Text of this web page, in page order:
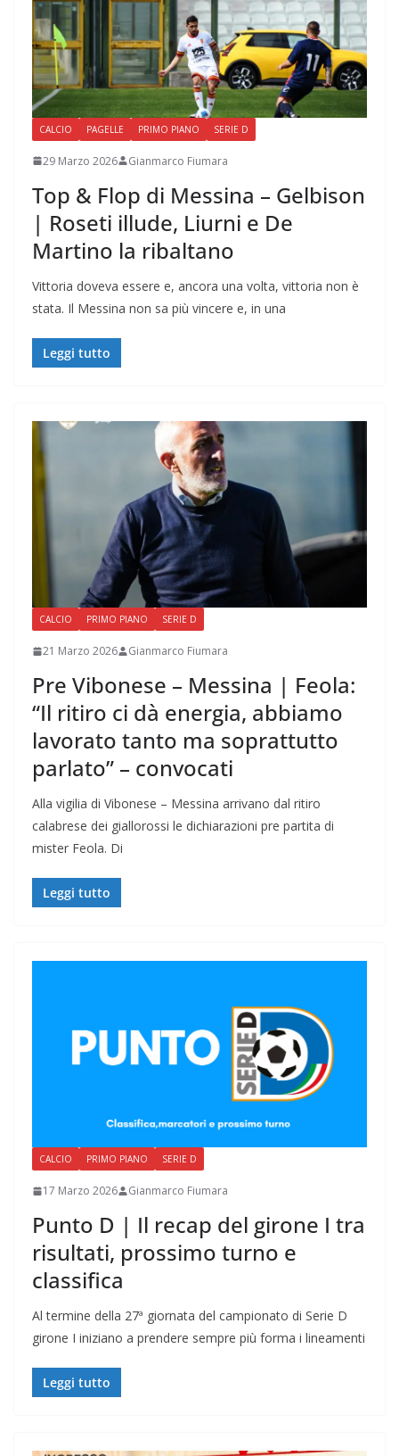
CALCIO PAGELLE PRIMO PIANO SERIE D
29 Marzo 2026 Gianmarco Fiumara
Top & Flop di Messina – Gelbison
| Roseti illude, Liurni e De
Martino la ribaltano
Vittoria doveva essere e, ancora una volta, vittoria non è
stata. Il Messina non sa più vincere e, in una
Leggi tutto
CALCIO PRIMO PIANO SERIE D
21 Marzo 2026 Gianmarco Fiumara
Pre Vibonese – Messina | Feola:
“Il ritiro ci dà energia, abbiamo
lavorato tanto ma soprattutto
parlato” – convocati
Alla vigilia di Vibonese – Messina arrivano dal ritiro
calabrese dei giallorossi le dichiarazioni pre partita di
mister Feola. Di
Leggi tutto
CALCIO PRIMO PIANO SERIE D
17 Marzo 2026 Gianmarco Fiumara
Punto D | Il recap del girone I tra
risultati, prossimo turno e
classifica
Al termine della 27ª giornata del campionato di Serie D
girone I iniziano a prendere sempre più forma i lineamenti
Leggi tutto